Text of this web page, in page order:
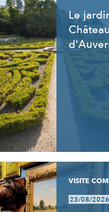
Le
Château
VISITE
23/08/2026